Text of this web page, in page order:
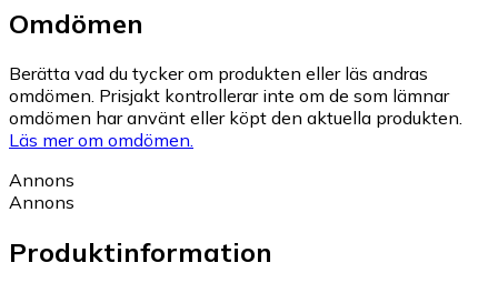
Omdömen
Berätta vad du tycker om produkten eller läs andras
omdömen. Prisjakt kontrollerar inte om de som lämnar
omdömen har använt eller köpt den aktuella produkten.
Läs mer om omdömen.
Annons
Annons
Produktinformation